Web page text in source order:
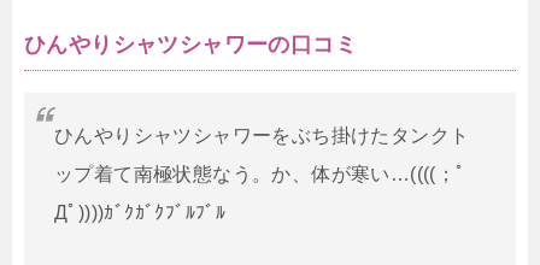
ひんやりシャツシャワーの口コミ
ひんやりシャツシャワーをぶち掛けたタンクト
ップ着て南極状態なう。か、体が寒い…((((；ﾟ
Дﾟ))))ｶﾞｸｶﾞｸﾌﾞﾙﾌﾞﾙ